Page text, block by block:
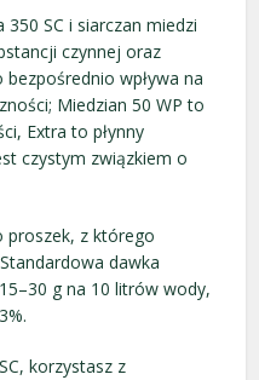
SC i siarczan miedzi
czynnej oraz
wpływa na
Miedzian 50 WP to
Extra to płynny
czystym związkiem o
proszek, z którego
dawka
g na 10 litrów wody,
korzystasz z